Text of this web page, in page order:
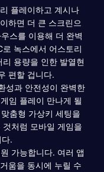
플레이하고 계시나
하면 더 큰 스크린으
스를 이용해 더 완벽
녹스에서 어스토리
용량을 인한 발열현
편할 겁니다.
성과 안전성이 완벽한
임 플레이 만나게 될
춤형 가상키 세팅을
처럼 모바일 게임을
.
가능합니다. 여러 앱
움을 동시에 누릴 수